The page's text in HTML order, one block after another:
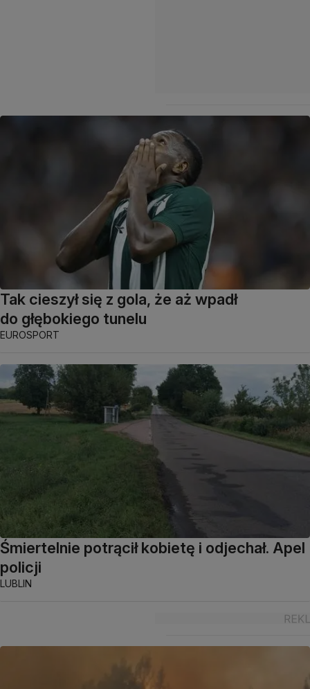
Tak cieszył się z gola, że aż wpadł
do głębokiego tunelu
EUROSPORT
Śmiertelnie potrącił kobietę i odjechał. Apel
policji
LUBLIN